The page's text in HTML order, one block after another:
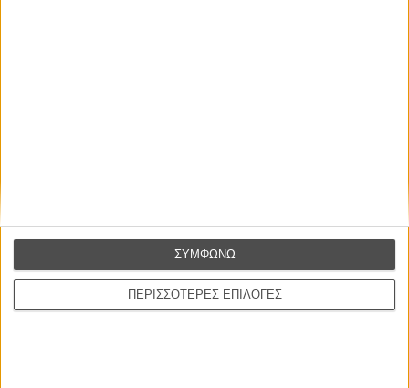
ΠΕΡΙΣΣΟΤΕΡΕΣ ΕΠΙΛΟΓΕΣ
ΣΥΜΦΩΝΩ
Βιμ Βέντερς